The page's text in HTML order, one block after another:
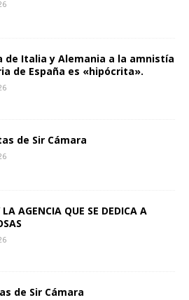
de Italia y Alemania a la amnistía
de España es «hipócrita».
de Sir Cámara
LA AGENCIA QUE SE DEDICA A
de Sir Cámara